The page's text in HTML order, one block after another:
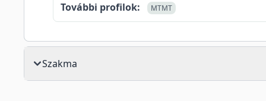
További profilok: MTMT
Szakma